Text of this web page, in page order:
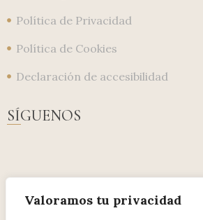
Valoramos tu privacidad
Política de Privacidad
Política de Cookies
Declaración de accesibilidad
SÍGUENOS